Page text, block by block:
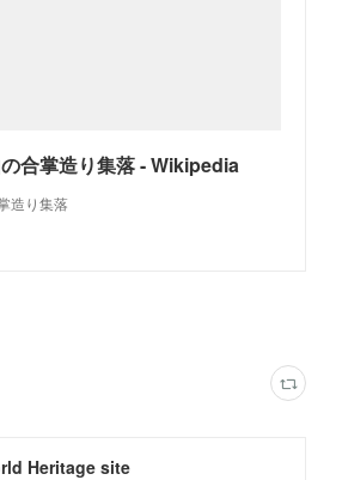
合掌造り集落 - Wikipedia
造り集落
Heritage site